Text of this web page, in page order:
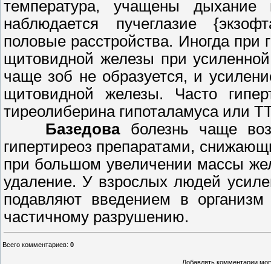
температура, учащены
наблюдается пучеглазие
половые расстройства. Иногда при
щитовидной железы при
чаще зоб не образуется, и
щитовидной железы. Часто
тиреолиберина гипоталамуса или
Базедова болезнь чаще
гипертиреоз препаратами,
при большом увеличении массы
удаление. У взрослых людей
подавляют введением в
частичному разрушению.
Всего комментариев: 0
Добавлять комментарии